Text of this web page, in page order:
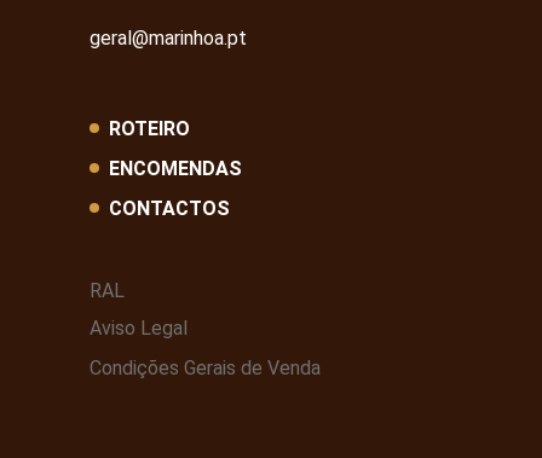
geral@marinhoa.pt
ROTEIRO
ENCOMENDAS
CONTACTOS
RAL
Aviso Legal
Condições Gerais de Venda